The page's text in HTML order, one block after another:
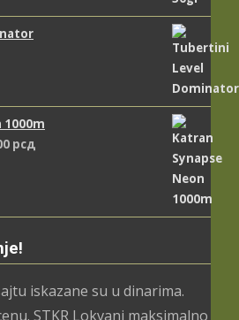
1000m
рсд
iskazane su u dinarima.
STKR Lokvanj maksimalno